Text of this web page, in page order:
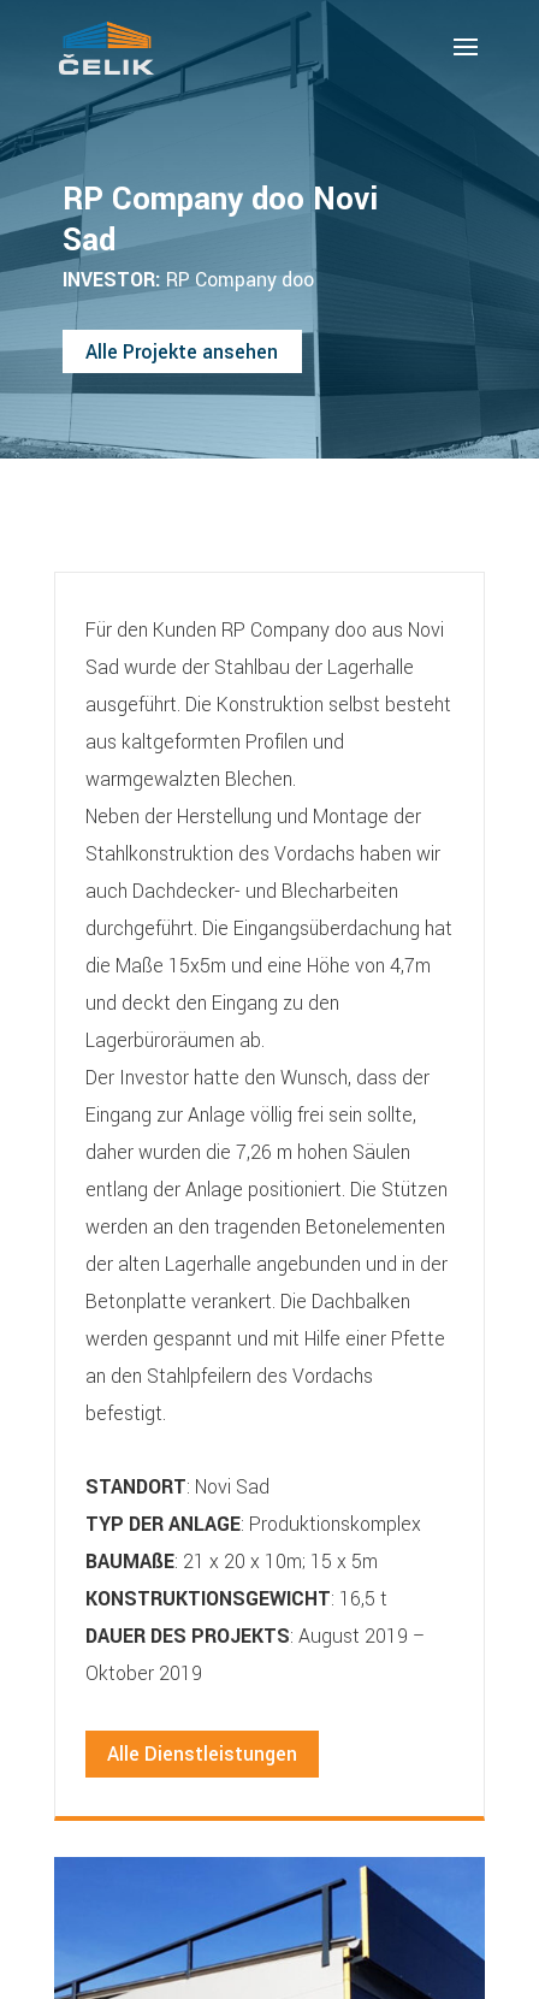
RP Company doo Novi
Sad
INVESTOR: RP Company doo
Alle Projekte ansehen
Für den Kunden RP Company doo aus Novi
Sad wurde der Stahlbau der Lagerhalle
ausgeführt. Die Konstruktion selbst besteht
aus kaltgeformten Profilen und
warmgewalzten Blechen.
Neben der Herstellung und Montage der
Stahlkonstruktion des Vordachs haben wir
auch Dachdecker- und Blecharbeiten
durchgeführt. Die Eingangsüberdachung hat
die Maße 15x5m und eine Höhe von 4,7m
und deckt den Eingang zu den
Lagerbüroräumen ab.
Der Investor hatte den Wunsch, dass der
Eingang zur Anlage völlig frei sein sollte,
daher wurden die 7,26 m hohen Säulen
entlang der Anlage positioniert. Die Stützen
werden an den tragenden Betonelementen
der alten Lagerhalle angebunden und in der
Betonplatte verankert. Die Dachbalken
werden gespannt und mit Hilfe einer Pfette
an den Stahlpfeilern des Vordachs
befestigt.
STANDORT: Novi Sad
TYP DER ANLAGE: Produktionskomplex
BAUMAßE: 21 x 20 x 10m; 15 x 5m
KONSTRUKTIONSGEWICHT: 16,5 t
DAUER DES PROJEKTS: August 2019 –
Oktober 2019
Alle Dienstleistungen